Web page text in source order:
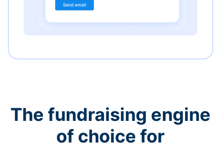
The fundraising engine
of choice for